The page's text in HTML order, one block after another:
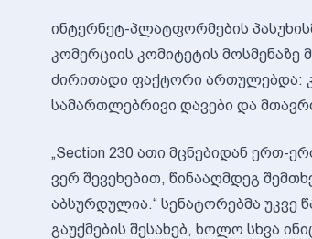
ინტერნეტ-პლატფორმების
კომერციის კომიტეტის მოსმენაზე
ძირითადი ფაქტორი ართულებდა:
სამართლებრივი დავები და
„Section 230 ათი მცნებიდან ერთ-
ვერ შევეხებით, წინააღმდეგ
აბსურდულია.“ სენატორებმა უკვე
გაუქმების შესახებ, ხოლო სხვა